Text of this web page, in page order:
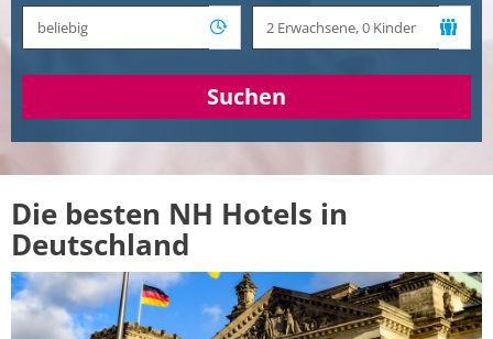
Suchen
Die besten NH Hotels in
Deutschland